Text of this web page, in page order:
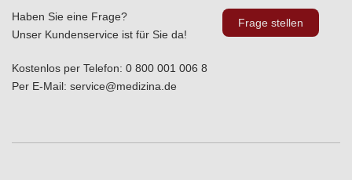
Haben Sie eine Frage?
Unser Kundenservice ist für Sie da!
Kostenlos per Telefon: 0 800 001 006 8
Per E-Mail: service@medizina.de
Frage stellen